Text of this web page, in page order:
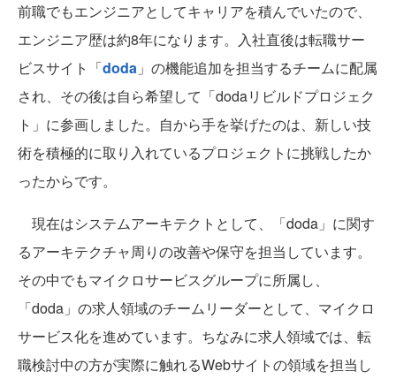
前職でもエンジニアとしてキャリアを積んでいたので、
エンジニア歴は約8年になります。入社直後は転職サー
ビスサイト「doda 」の機能追加を担当するチームに配属
され、その後は自ら希望して「dodaリビルドプロジェク
ト」に参画しました。自から手を挙げたのは、新しい技
術を積極的に取り入れているプロジェクトに挑戦したか
ったからです。
現在はシステムアーキテクトとして、「doda」に関す
るアーキテクチャ周りの改善や保守を担当しています。
その中でもマイクロサービスグループに所属し、
「doda」の求人領域のチームリーダーとして、マイクロ
サービス化を進めています。ちなみに求人領域では、転
職検討中の方が実際に触れるWebサイトの領域を担当し